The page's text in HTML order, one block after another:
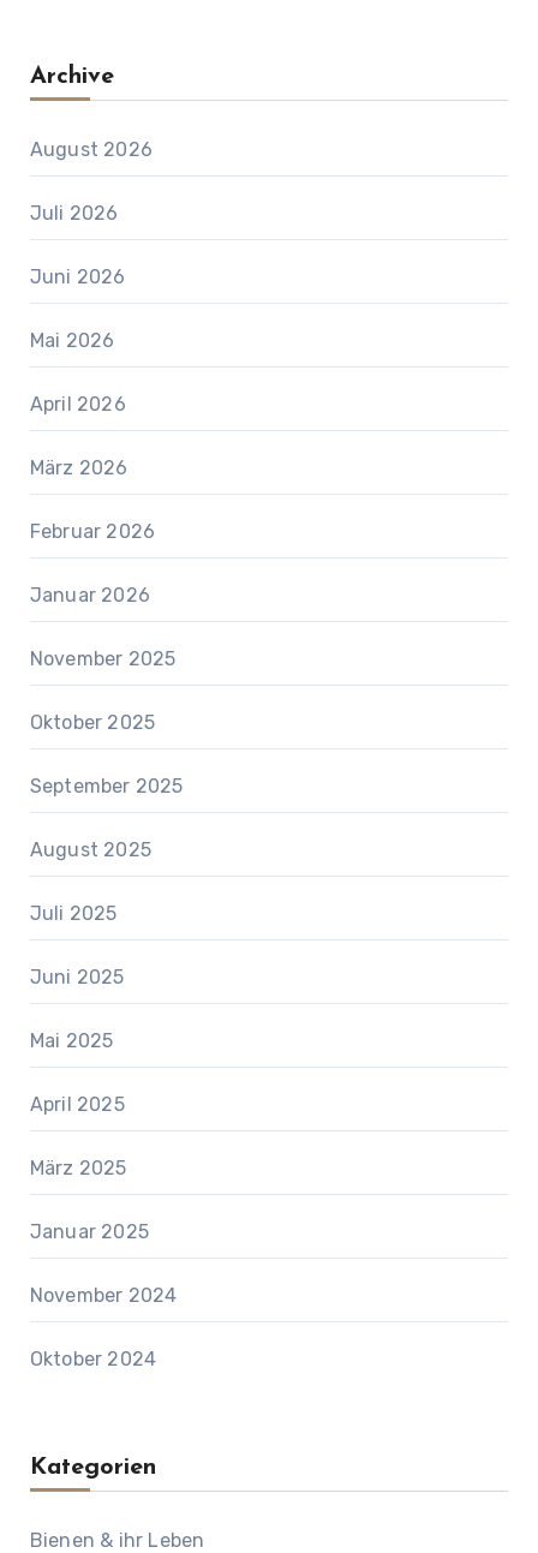
Archive
August 2026
Juli 2026
Juni 2026
Mai 2026
April 2026
März 2026
Februar 2026
Januar 2026
November 2025
Oktober 2025
September 2025
August 2025
Juli 2025
Juni 2025
Mai 2025
April 2025
März 2025
Januar 2025
November 2024
Oktober 2024
Kategorien
Bienen & ihr Leben